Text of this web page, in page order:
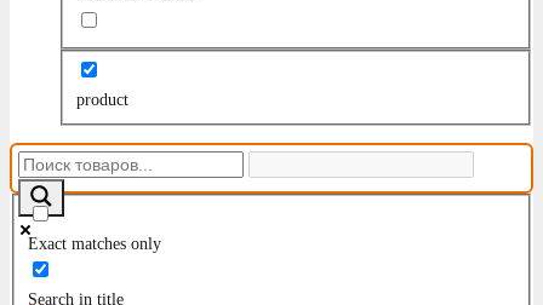
product
Exact matches only
Search in title